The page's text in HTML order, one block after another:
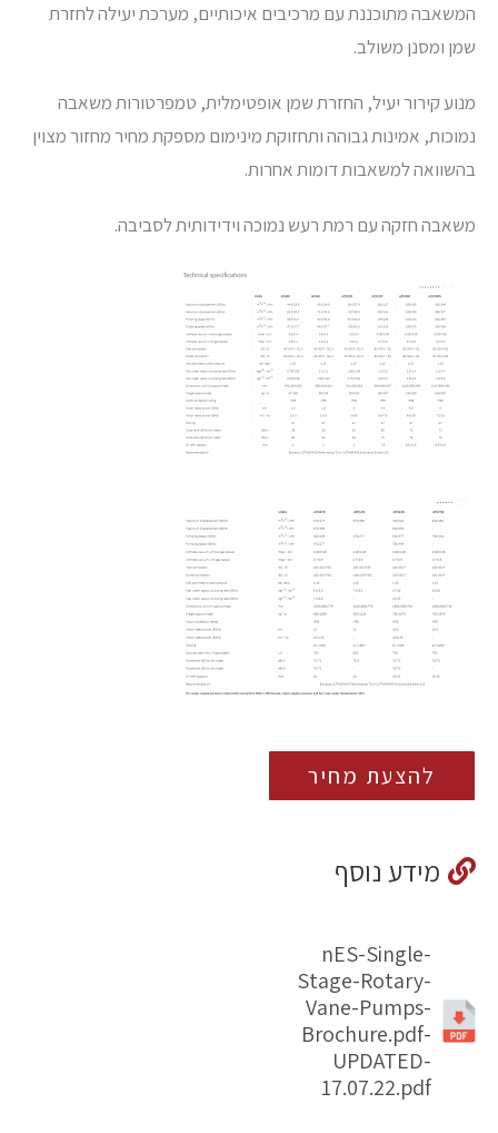
המשאבה מתוכננת עם מרכיבים איכותיים, מערכת יעילה לחזרת
שמן ומסנן משולב.
מנוע קירור יעיל, החזרת שמן אופטימלית, טמפרטורות משאבה
נמוכות, אמינות גבוהה ותחזוקת מינימום מספקת מחיר מחזור מצוין
בהשוואה למשאבות דומות אחרות.
משאבה חזקה עם רמת רעש נמוכה וידידותית לסביבה.
להצעת מחיר
מידע נוסף
nES-Single-
Stage-Rotary-
Vane-Pumps-
Brochure.pdf-
UPDATED-
17.07.22.pdf